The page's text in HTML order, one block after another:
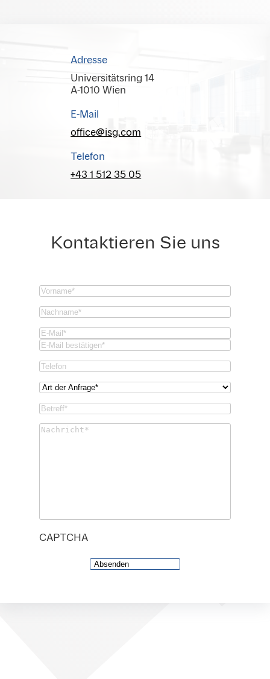
Adresse
Universitätsring 14
A-1010 Wien
E-Mail
office@isg.com
Telefon
+43 1 512 35 05
Kontaktieren Sie uns
Vorname
Nachname
Email(Required)
Email
Email
Phone
Art
Anfrage*
(Required)
Betreff*
Untitled(Required)
CAPTCHA